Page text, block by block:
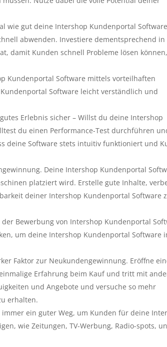
wie gut deine Intershop Kundenportal
abwenden. Investiere dementsprechend in
damit Kunden schnell Probleme lösen
Kundenportal Software mittels vorteilhaften
Software leicht verständlich und
Erlebnis sicher – Willst du deine Intershop
du einen Performance-Test durchführen
deine Software stets intuitiv funktioniert und
Deine Intershop Kundenportal
platziert wird. Erstelle gute Inhalte,
deiner Intershop Kundenportal Software
Bewerbung von Intershop Kundenportal
um deine Intershop Kundenportal Software
Faktor zur Neukundengewinnung. Eröffne
Erfahrung beim Kauf und tritt mit
und Angebote und versuche so mehr
erhalten.
ein guter Weg, um Kunden für deine
wie Zeitungen, TV-Werbung, Radio-spots,